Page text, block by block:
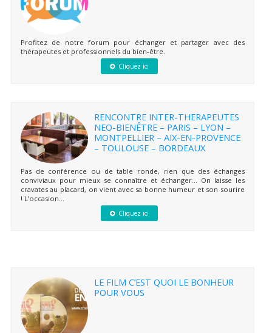
Profitez de notre forum pour échanger et partager avec des
thérapeutes et professionnels du bien-être.
Cliquez ici
RENCONTRE INTER-THERAPEUTES
NEO-BIENÊTRE – PARIS – LYON –
MONTPELLIER – AIX-EN-PROVENCE
– TOULOUSE – BORDEAUX
Pas de conférence ou de table ronde, rien que des échanges
conviviaux pour mieux se connaître et échanger… On laisse les
cravates au placard, on vient avec sa bonne humeur et son sourire
! L’occasion...
Cliquez ici
LE FILM C’EST QUOI LE BONHEUR
POUR VOUS